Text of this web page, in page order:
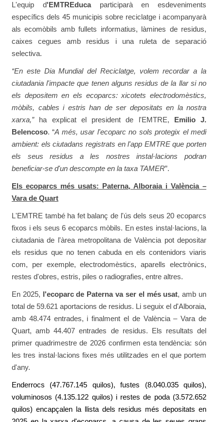
L'equip d'EMTREducaparticiparà en esdeveniments
específics dels 45 municipis sobre reciclatge i acompanyarà
als ecomòbils amb fullets informatius, làmines de residus,
caixes cegues amb residus i una ruleta de separació
selectiva.
“En este Dia Mundial del Reciclatge, volem recordar a la
ciutadania l'impacte que tenen alguns residus de la llar si no
els depositem en els ecoparcs: xicotets electrodomèstics,
mòbils, cables i estris han de ser depositats en la nostra
xarxa,”ha explicat el president de l'EMTRE, Emilio J.
Belencoso. “A més, usar l'ecoparc no sols protegix el medi
ambient: els ciutadans registrats en l'app EMTRE que porten
els seus residus a les nostres instal·lacions podran
beneficiar-se d'un descompte en la taxa TAMER”.
Els ecoparcs més usats: Paterna, Alboraia i València –
Vara de Quart
L'EMTRE també ha fet balanç de l'ús dels seus 20 ecoparcs
fixos i els seus 6 ecoparcs mòbils. En estes instal·lacions, la
ciutadania de l'àrea metropolitana de València pot depositar
els residus que no tenen cabuda en els contenidors viaris
com, per exemple, electrodomèstics, aparells electrònics,
restes d'obres, estris, piles o radiografies, entre altres.
En 2025, l'ecoparc de Paterna va ser el més usat, amb un
total de 59.621 aportacions de residus. Li seguix el d'Alboraia,
amb 48.474 entrades, i finalment el de València – Vara de
Quart, amb 44.407 entrades de residus. Els resultats del
primer quadrimestre de 2026 confirmen esta tendència: són
les tres instal·lacions fixes més utilitzades en el que portem
d'any.
Enderrocs (47.767.145 quilos), fustes (8.040.035 quilos),
voluminosos (4.135.122 quilos) i restes de poda (3.572.652
quilos) encapçalen la llista dels residus més depositats en